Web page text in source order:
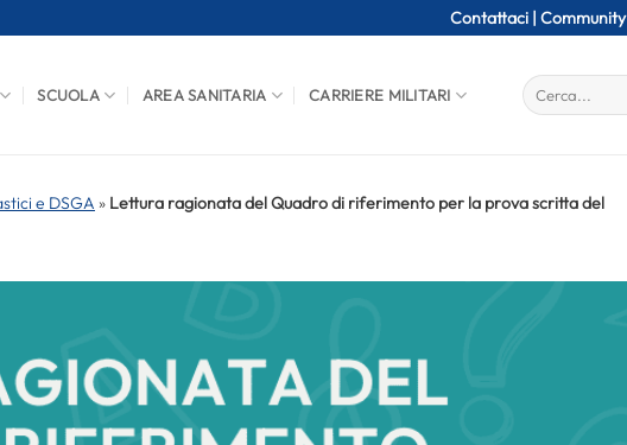
Contattaci | Community
SCUOLA AREA SANITARIA CARRIERE MILITARI
e DSGA » Lettura ragionata del Quadro di riferimento per la prova scritta del